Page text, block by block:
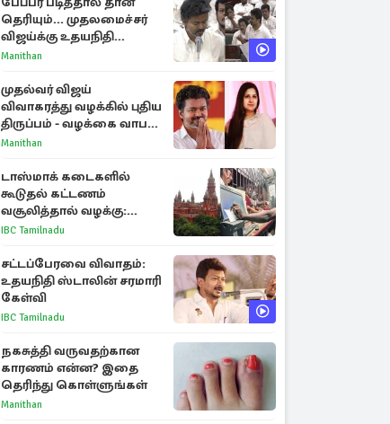
தெரியும்... முதலமைச்சர்
விஜய்க்கு உதயநிதி
ஸ்டாலின் பதிலடி
Manithan
முதல்வர் விஜய்
விவாகரத்து வழக்கில் புதிய
திருப்பம் - வழக்கை வாபஸ்
பெற்ற சங்கீதா!
Manithan
டாஸ்மாக் கடைகளில்
கூடுதல் கட்டணம்
வசூலித்தால் வழக்கு:
சென்னை உயர்நீதிமன்றம்
IBC Tamilnadu
சட்டப்பேரவை விவாதம்:
உதயநிதி ஸ்டாலின் சரமாரி
கேள்வி
IBC Tamilnadu
நகசுத்தி வருவதற்கான
காரணம் என்ன? இதை
தெரிந்து கொள்ளுங்கள்
Manithan